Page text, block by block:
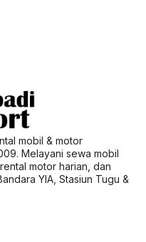
mobil & motor
Melayani sewa mobil
motor harian, dan
YIA, Stasiun Tugu &